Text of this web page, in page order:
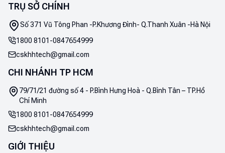
TRỤ SỞ CHÍNH
Số 371 Vũ Tông Phan -P.Khương Đình- Q.Thanh Xuân -Hà Nội
1800 8101 -0847654999
cskhhtech@gmail.com
CHI NHÁNH TP HCM
79/71/21 đường số 4 - P.Bình Hưng Hoà - Q.Bình Tân – TP.Hồ
Chí Minh
1800 8101 -0847654999
cskhhtech@gmail.com
GIỚI THIỆU